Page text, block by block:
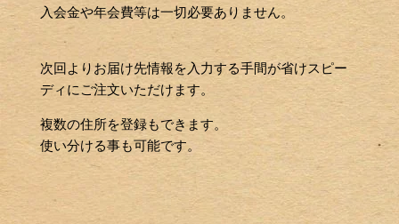
入会金や年会費等は一切必要ありません。
次回よりお届け先情報を入力する手間が省けスピー
ディにご注文いただけます。
複数の住所を登録もできます。
使い分ける事も可能です。